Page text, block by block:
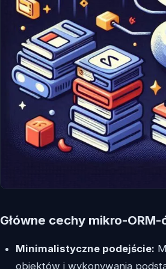
Główne cechy mikro-ORM-
Minimalistyczne podejście:
obiektów i wykonywania